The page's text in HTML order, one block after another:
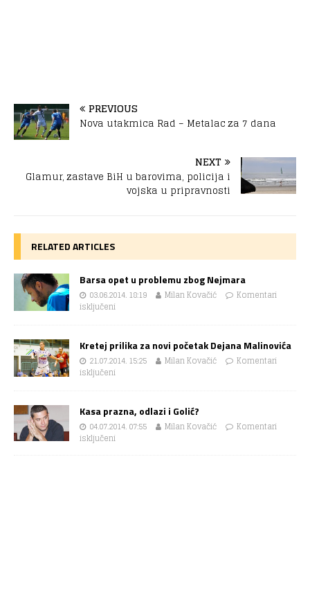
PREVIOUS
Nova utakmica Rad – Metalac za 7 dana
NEXT
Glamur, zastave BiH u barovima, policija i
vojska u pripravnosti
RELATED ARTICLES
Barsa opet u problemu zbog Nejmara
03.06.2014. 18:19 Milan Kovačić
Komentari
isključeni
Kretej prilika za novi početak Dejana Malinovića
21.07.2014. 15:25 Milan Kovačić
Komentari
isključeni
Kasa prazna, odlazi i Golić?
04.07.2014. 07:55 Milan Kovačić
Komentari
isključeni